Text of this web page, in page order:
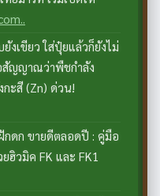
งเขียว ใส่ปุ๋ยแล้วก็ยังไม่
สัญญาณว่าพืชกำลัง
กะสี (Zn) ด่วน!
กดก ขายดีตลอดปี : คู่มือ
ฮิวมิค FK และ FK1